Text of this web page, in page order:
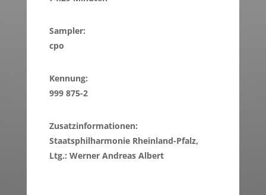
Sampler:
cpo
Kennung:
999 875-2
Zusatzinformationen:
Staatsphilharmonie Rheinland-Pfalz,
Ltg.: Werner Andreas Albert